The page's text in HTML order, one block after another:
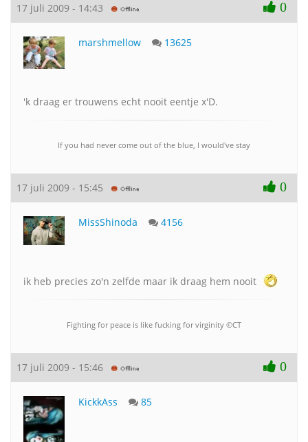
17 juli 2009 - 14:43 0
marshmellow 13625
'k draag er trouwens echt nooit eentje x'D.
If you had never come out of the blue, I would've stay
17 juli 2009 - 15:45 0
MissShinoda 4156
ik heb precies zo'n zelfde maar ik draag hem nooit
Fighting for peace is like fucking for virginity ©CT
17 juli 2009 - 15:46 0
KickkAss 85